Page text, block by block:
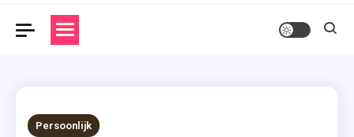
3 MINS READ
Persoonlijk